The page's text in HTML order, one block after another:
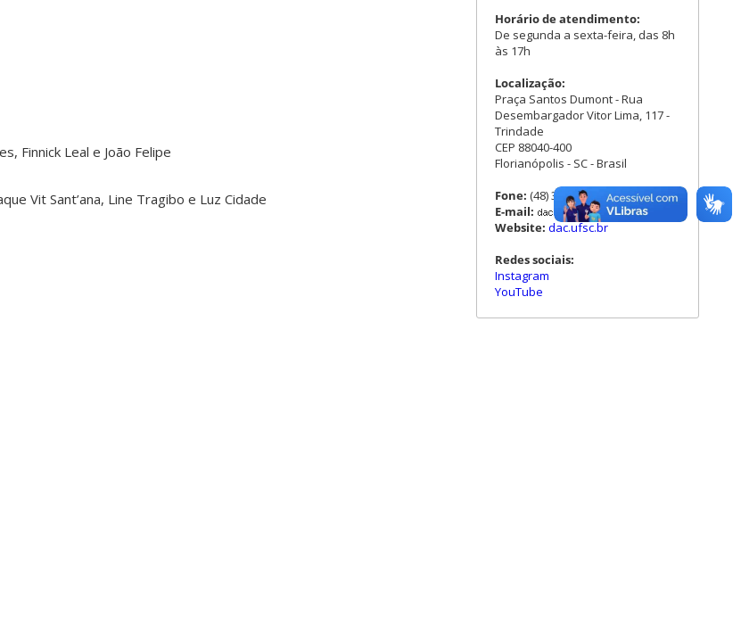
Finnick Leal e João Felipe
Vit Sant’ana, Line Tragibo e Luz Cidade
Horário de atendimento:
De segunda a sexta-feira, das 8h
às 17h
Localização:
Praça Santos Dumont - Rua
Desembargador Vitor Lima, 117 -
Trindade
CEP 88040-400
Florianópolis - SC - Brasil
Fone: (48) 3721-3853
E-mail:
Website: dac.ufsc.br
Redes sociais:
Instagram
YouTube